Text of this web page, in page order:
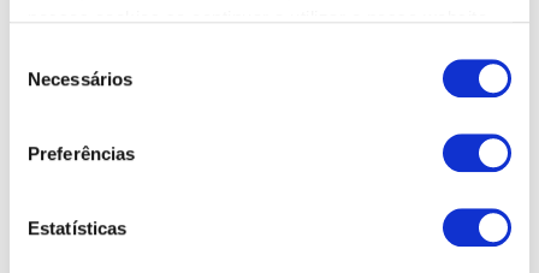
Necessários
Preferências
Estatísticas